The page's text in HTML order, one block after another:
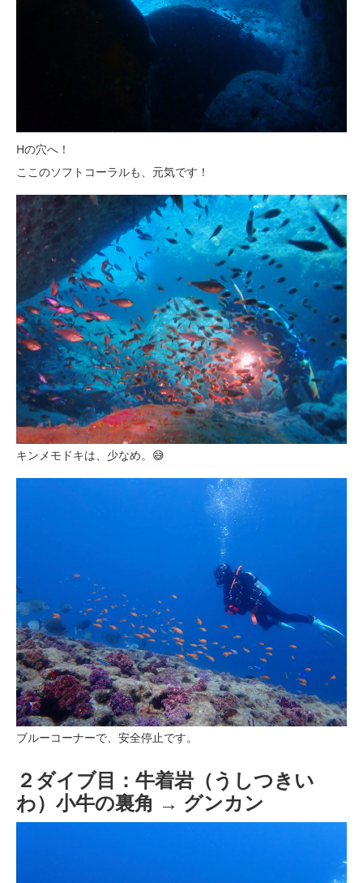
Hの穴へ！
ここのソフトコーラルも、元気です！
キンメモドキは、少なめ。😅
ブルーコーナーで、安全停止です。
２ダイブ目：牛着岩（うしつきい
わ）小牛の裏角 → グンカン